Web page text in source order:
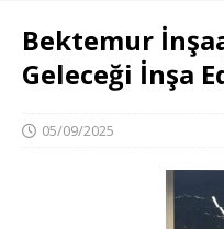
Bektemur
Geleceği İnşa
05/09/2025